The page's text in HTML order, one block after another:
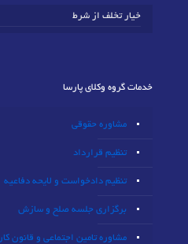
خیار تخلف از شرط
خدمات گروه وکلای پارسا
مشاوره حقوقی
تنظیم قرارداد
تنظیم دادخواست و لایحه دفاعیه
برگزاری جلسه صلح و سازش
مشاوره تامین اجتماعی و قانون کار